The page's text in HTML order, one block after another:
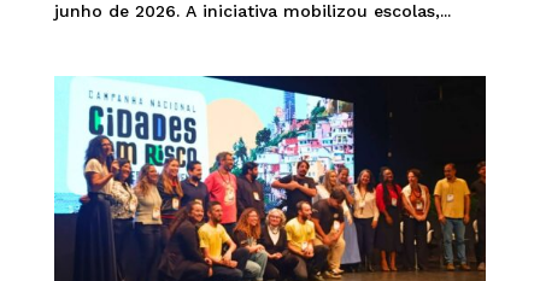
junho de 2026. A iniciativa mobilizou escolas,...